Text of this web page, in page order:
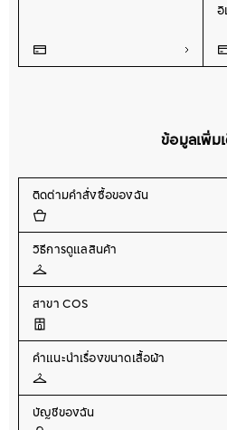
อิ
ข้อมูลเพิ่ม
ติดต่ามคำสั่งซื้อของฉัน
วิธีการดูแลสินค้า
สาขา COS
คำแนะนำเรื่องขนาดเสื้อผ้า​
บัญชีของฉัน